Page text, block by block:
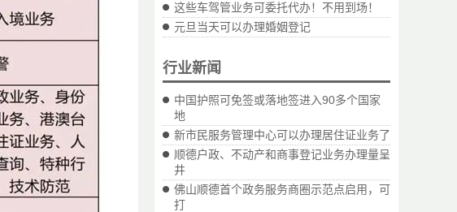
这些车驾管业务可委托代办！不用到场！
元旦当天可以办理婚姻登记
行业新闻
中国护照可免签或落地签进入90多个国家
地
新市民服务管理中心可以办理居住证业务了
顺德户政、不动产和商事登记业务办理量呈
井
佛山顺德首个政务服务商圈示范点启用，可
打